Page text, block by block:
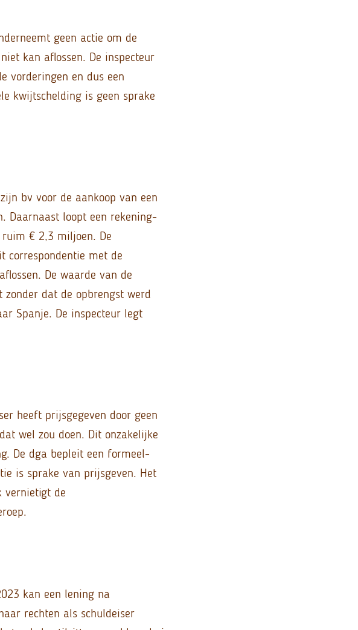
geen actie om de
kan aflossen. De inspecteur
vorderingen en dus een
kwijtschelding is geen sprake
bv voor de aankoop van een
Daarnaast loopt een rekening-
€ 2,3 miljoen. De
correspondentie met de
De waarde van de
dat de opbrengst werd
Spanje. De inspecteur legt
heeft prijsgegeven door geen
wel zou doen. Dit onzakelijke
De dga bepleit een formeel-
is sprake van prijsgeven. Het
vernietigt de
kan een lening na
rechten als schuldeiser